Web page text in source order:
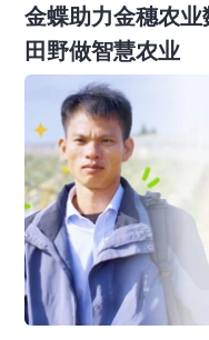
金蝶助力金穗农
田野做智慧农业